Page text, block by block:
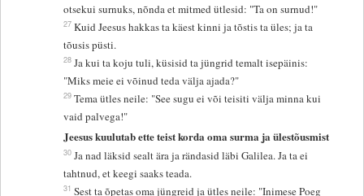
otsekui surnuks, nõnda et mitmed ütlesid: "Ta on surnud!"
27 Kuid Jeesus hakkas ta käest kinni ja tõstis ta üles; ja ta
tõusis püsti.
28 Ja kui ta koju tuli, küsisid ta jüngrid temalt isepäinis:
"Miks meie ei võinud teda välja ajada?"
29 Tema ütles neile: "See sugu ei või teisiti välja minna kui
vaid palvega!"
Jeesus kuulutab ette teist korda oma surma ja ülestõusmist
30 Ja nad läksid sealt ära ja rändasid läbi Galilea. Ja ta ei
tahtnud, et keegi saaks teada.
31 Sest ta õpetas oma jüngreid ja ütles neile: "Inimese Poeg